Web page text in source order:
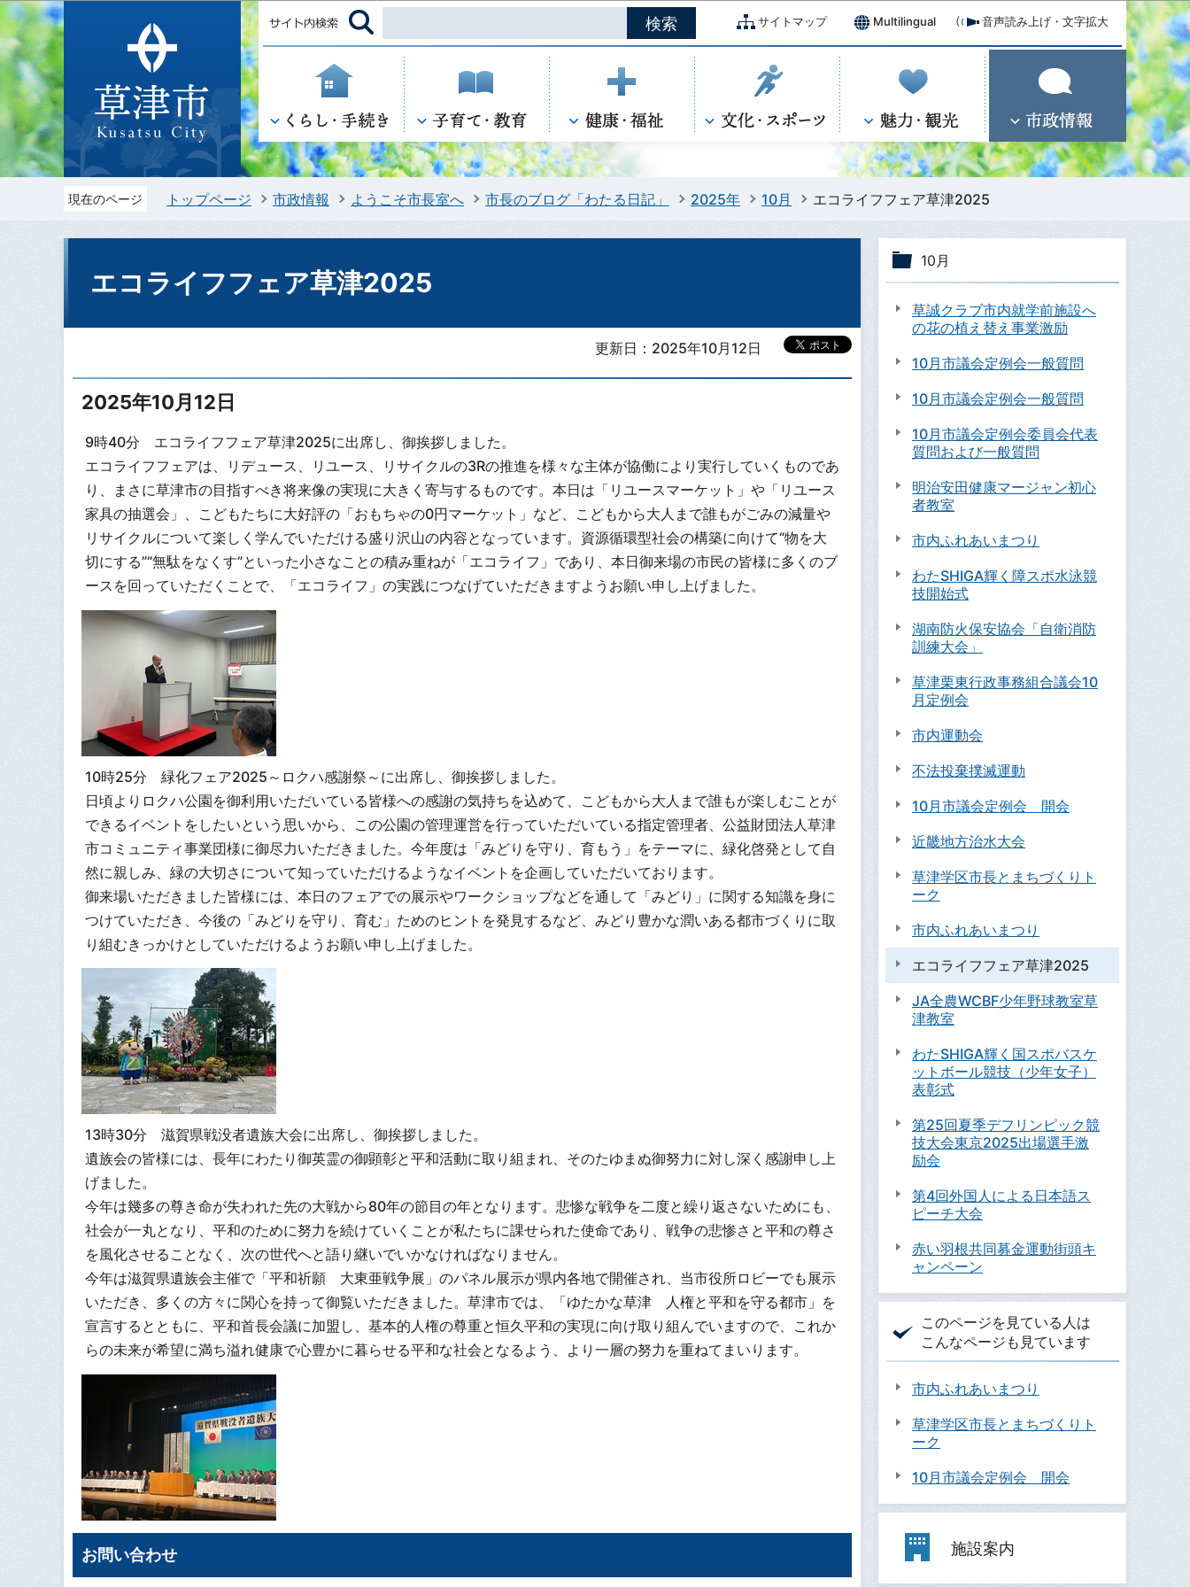
このページの本文へ移動
サイトマップ Multilingual 音声読み上げ・文字拡大
現在のページ トップページ 市政情報 ようこそ市長室へ 市長のブログ「わたる日記」 2025年 10月 エコライフフェア草津2025
エコライフフェア草津2025
更新日：2025年10月12日
2025年10月12日
9時40分 エコライフフェア草津2025に出席し、御挨拶しました。
エコライフフェアは、リデュース、リユース、リサイクルの3Rの推進を様々な主体が協働により実行していくものであ
り、まさに草津市の目指すべき将来像の実現に大きく寄与するものです。本日は「リユースマーケット」や「リユース
家具の抽選会」、こどもたちに大好評の「おもちゃの0円マーケット」など、こどもから大人まで誰もがごみの減量や
リサイクルについて楽しく学んでいただける盛り沢山の内容となっています。資源循環型社会の構築に向けて“物を大
切にする”“無駄をなくす”といった小さなことの積み重ねが「エコライフ」であり、本日御来場の市民の皆様に多くのブ
ースを回っていただくことで、「エコライフ」の実践につなげていただきますようお願い申し上げました。
10時25分 緑化フェア2025～ロクハ感謝祭～に出席し、御挨拶しました。
日頃よりロクハ公園を御利用いただいている皆様への感謝の気持ちを込めて、こどもから大人まで誰もが楽しむことが
できるイベントをしたいという思いから、この公園の管理運営を行っていただいている指定管理者、公益財団法人草津
市コミュニティ事業団様に御尽力いただきました。今年度は「みどりを守り、育もう」をテーマに、緑化啓発として自
然に親しみ、緑の大切さについて知っていただけるようなイベントを企画していただいております。
御来場いただきました皆様には、本日のフェアでの展示やワークショップなどを通して「みどり」に関する知識を身に
つけていただき、今後の「みどりを守り、育む」ためのヒントを発見するなど、みどり豊かな潤いある都市づくりに取
り組むきっかけとしていただけるようお願い申し上げました。
13時30分 滋賀県戦没者遺族大会に出席し、御挨拶しました。
遺族会の皆様には、長年にわたり御英霊の御顕彰と平和活動に取り組まれ、そのたゆまぬ御努力に対し深く感謝申し上
げました。
今年は幾多の尊き命が失われた先の大戦から80年の節目の年となります。悲惨な戦争を二度と繰り返さないためにも、
社会が一丸となり、平和のために努力を続けていくことが私たちに課せられた使命であり、戦争の悲惨さと平和の尊さ
を風化させることなく、次の世代へと語り継いでいかなければなりません。
今年は滋賀県遺族会主催で「平和祈願 大東亜戦争展」のパネル展示が県内各地で開催され、当市役所ロビーでも展示
いただき、多くの方々に関心を持って御覧いただきました。草津市では、「ゆたかな草津 人権と平和を守る都市」を
宣言するとともに、平和首長会議に加盟し、基本的人権の尊重と恒久平和の実現に向け取り組んでいますので、これか
らの未来が希望に満ち溢れ健康で心豊かに暮らせる平和な社会となるよう、より一層の努力を重ねてまいります。
お問い合わせ
10月
草誠クラブ市内就学前施設へ
の花の植え替え事業激励
10月市議会定例会一般質問
10月市議会定例会一般質問
10月市議会定例会委員会代表
質問および一般質問
明治安田健康マージャン初心
者教室
市内ふれあいまつり
わたSHIGA輝く障スポ水泳競
技開始式
湖南防火保安協会「自衛消防
訓練大会」
草津栗東行政事務組合議会10
月定例会
市内運動会
不法投棄撲滅運動
10月市議会定例会 開会
近畿地方治水大会
草津学区市長とまちづくりト
ーク
市内ふれあいまつり
エコライフフェア草津2025
JA全農WCBF少年野球教室草
津教室
わたSHIGA輝く国スポバスケ
ットボール競技（少年女子）
表彰式
第25回夏季デフリンピック競
技大会東京2025出場選手激
励会
第4回外国人による日本語ス
ピーチ大会
赤い羽根共同募金運動街頭キ
ャンペーン
このページを見ている人は
こんなページも見ています
市内ふれあいまつり
草津学区市長とまちづくりト
ーク
10月市議会定例会 開会
施設案内